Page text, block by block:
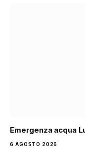
Emergenza acqua
6 AGOSTO 2026